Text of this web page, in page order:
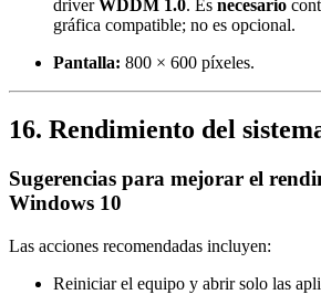
driverWDDM 1.0. Es necesario
gráfica compatible; no es opcional.
Pantalla: 800 × 600 píxeles.
16. Rendimiento del
Sugerencias para mejorar el
Windows 10
Las acciones recomendadas incluyen:
Reiniciar el equipo y abrir solo las